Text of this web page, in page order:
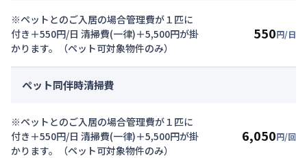
※ペットとのご入居の場合管理費が１匹に
付き＋550円/日 清掃費(一律)＋5,500円が掛
かります。（ペット可対象物件のみ）
550円/日
ペット同伴時清掃費
※ペットとのご入居の場合管理費が１匹に
付き＋550円/日 清掃費(一律)＋5,500円が掛
かります。（ペット可対象物件のみ）
6,050円/回